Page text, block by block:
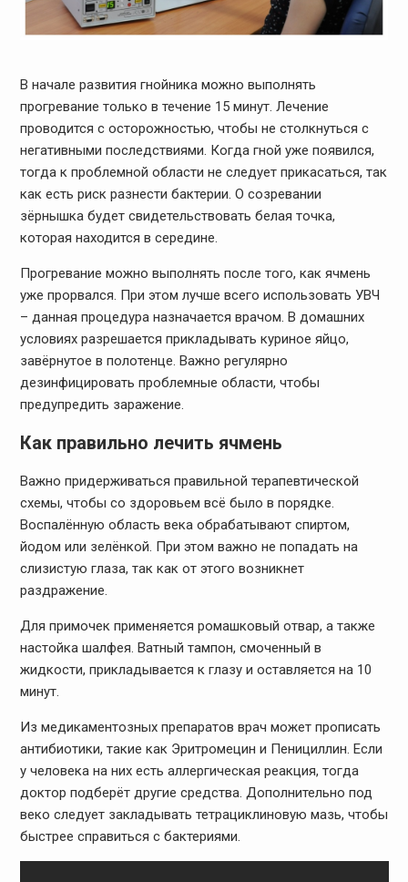
В начале развития гнойника можно выполнять
прогревание только в течение 15 минут. Лечение
проводится с осторожностью, чтобы не столкнуться с
негативными последствиями. Когда гной уже появился,
тогда к проблемной области не следует прикасаться, так
как есть риск разнести бактерии. О созревании
зёрнышка будет свидетельствовать белая точка,
которая находится в середине.
Прогревание можно выполнять после того, как ячмень
уже прорвался. При этом лучше всего использовать УВЧ
– данная процедура назначается врачом. В домашних
условиях разрешается прикладывать куриное яйцо,
завёрнутое в полотенце. Важно регулярно
дезинфицировать проблемные области, чтобы
предупредить заражение.
Как правильно лечить ячмень
Важно придерживаться правильной терапевтической
схемы, чтобы со здоровьем всё было в порядке.
Воспалённую область века обрабатывают спиртом,
йодом или зелёнкой. При этом важно не попадать на
слизистую глаза, так как от этого возникнет
раздражение.
Для примочек применяется ромашковый отвар, а также
настойка шалфея. Ватный тампон, смоченный в
жидкости, прикладывается к глазу и оставляется на 10
минут.
Из медикаментозных препаратов врач может прописать
антибиотики, такие как Эритромецин и Пенициллин. Если
у человека на них есть аллергическая реакция, тогда
доктор подберёт другие средства. Дополнительно под
веко следует закладывать тетрациклиновую мазь, чтобы
быстрее справиться с бактериями.